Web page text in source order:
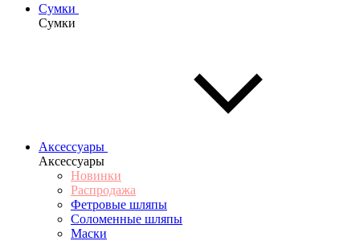
Сумки
Сумки
Аксессуары
Аксессуары
Новинки
Распродажа
Фетровые шляпы
Соломенные шляпы
Маски